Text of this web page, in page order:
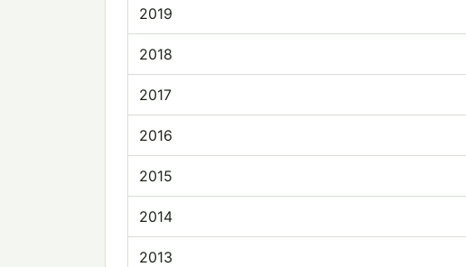
2019
2018
2017
2016
2015
2014
2013